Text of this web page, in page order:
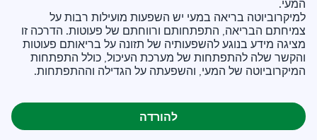
המעי.
למיקרוביוטה בריאה במעי יש השפעות מועילות רבות על
צמיחתם הבריאה, התפתחותם ורווחתם של פעוטות. הדרכה זו
מציגה מידע בנוגע להשפעותיה של תזונה על בריאותם פעוטות
והקשר שלה להתפתחות של מערכת העיכול, כולל התפתחות
המיקרוביוטה של המעי, והשפעתה על הגדילה וההתפתחות.
להורדה